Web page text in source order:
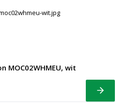
MOC02WHMEU, wit
Bekijk